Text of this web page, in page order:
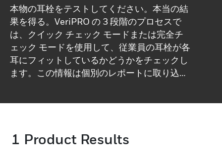
本物の耳栓をテストしてください。本当の結
果を得る。VeriPRO の 3 段階のプロセスで
は、クイック チェック モードまたは完全チ
ェック モードを使用して、従業員の耳栓が各
耳にフィットしているかどうかをチェックし
ます。この情報は個別のレポートに取り込ま
1 Product Results